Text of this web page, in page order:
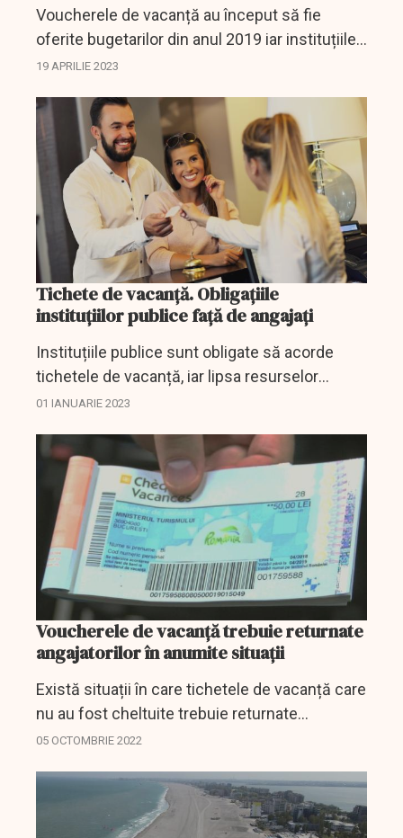
Voucherele de vacanță au început să fie
oferite bugetarilor din anul 2019 iar instituțiile
publice sunt obligate să acorde tichetele de
19 APRILIE 2023
Tichete de vacanță. Obligațiile
instituțiilor publice față de angajați
Instituțiile publice sunt obligate să acorde
tichetele de vacanță, iar lipsa resurselor
financiare sau necuprinderea sumelor
piedică legală în...
01 IANUARIE 2023
Voucherele de vacanță trebuie returnate
angajatorilor în anumite situații
Există situații în care tichetele de vacanță care
nu au fost cheltuite trebuie returnate
angajatorilor.
05 OCTOMBRIE 2022